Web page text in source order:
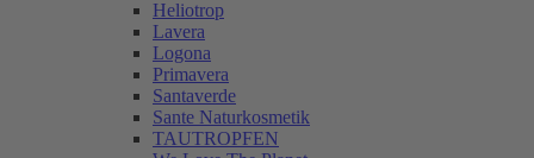
Heliotrop
Lavera
Logona
Primavera
Santaverde
Sante Naturkosmetik
TAUTROPFEN